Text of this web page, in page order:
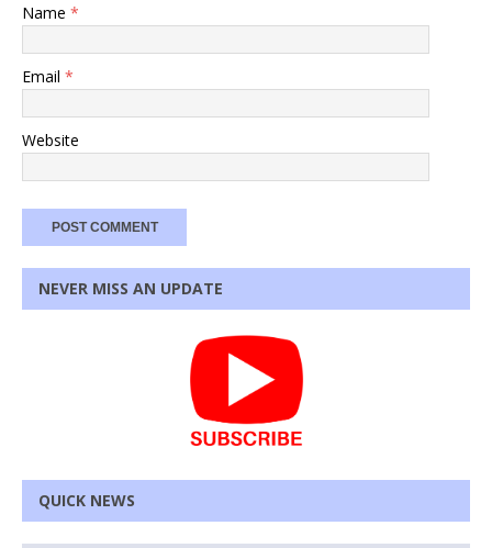
Name *
Email *
Website
NEVER MISS AN UPDATE
QUICK NEWS